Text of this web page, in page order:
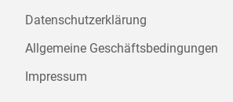
Datenschutzerklärung
Allgemeine Geschäftsbedingungen
Impressum